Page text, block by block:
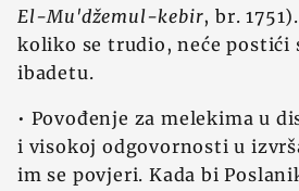
El-Mu'džemul-kebir, br.
koliko se trudio, neće postići
ibadetu.
• Povođenje za melekima u
i visokoj odgovornosti u
im se povjeri. Kada bi